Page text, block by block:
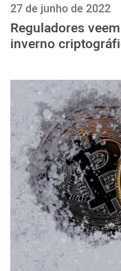
27 de junho de 2022
Reguladores
inverno